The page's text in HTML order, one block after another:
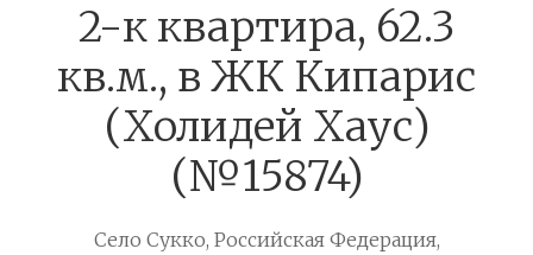
2-к квартира, 62.3
кв.м., в ЖК Кипарис
(Холидей Хаус)
(№15874)
Село Сукко, Российская Федерация,